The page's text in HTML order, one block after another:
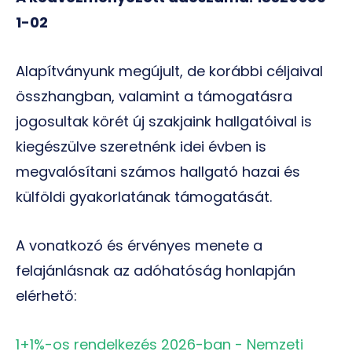
1-02
Alapítványunk megújult, de korábbi céljaival
összhangban, valamint a támogatásra
jogosultak körét új szakjaink hallgatóival is
kiegészülve szeretnénk idei évben is
megvalósítani számos hallgató hazai és
külföldi gyakorlatának támogatását.
A vonatkozó és érvényes menete a
felajánlásnak az adóhatóság honlapján
elérhető:
1+1%-os rendelkezés 2026-ban - Nemzeti